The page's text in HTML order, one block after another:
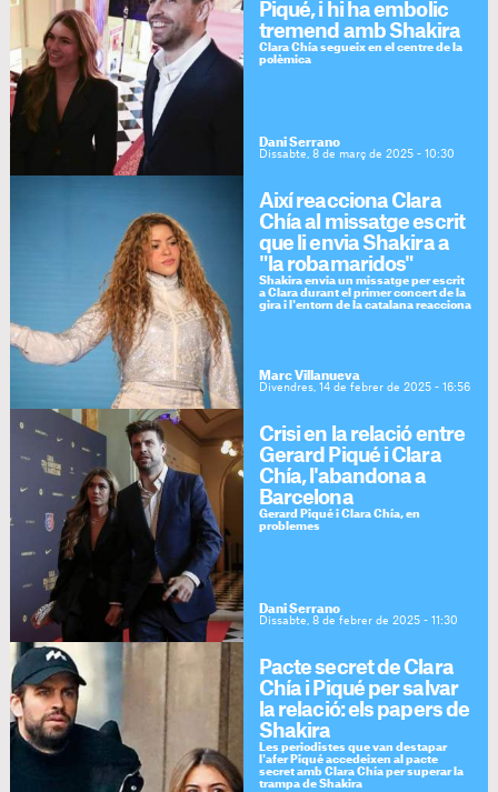
Piqué, i hi ha embolic
tremend amb Shakira
Clara Chía segueix en el centre de la
polèmica
Dani Serrano
Dissabte, 8 de març de 2025 - 10:30
Així reacciona Clara
Chía al missatge escrit
que li envia Shakira a
"la robamaridos"
Shakira envia un missatge per escrit
a Clara durant el primer concert de la
gira i l'entorn de la catalana reacciona
Marc Villanueva
Divendres, 14 de febrer de 2025 - 16:56
Crisi en la relació entre
Gerard Piqué i Clara
Chía, l'abandona a
Barcelona
Gerard Piqué i Clara Chía, en
problemes
Dani Serrano
Dissabte, 8 de febrer de 2025 - 11:30
Pacte secret de Clara
Chía i Piqué per salvar
la relació: els papers de
Shakira
Les periodistes que van destapar
l'afer Piqué accedeixen al pacte
secret amb Clara Chía per superar la
trampa de Shakira